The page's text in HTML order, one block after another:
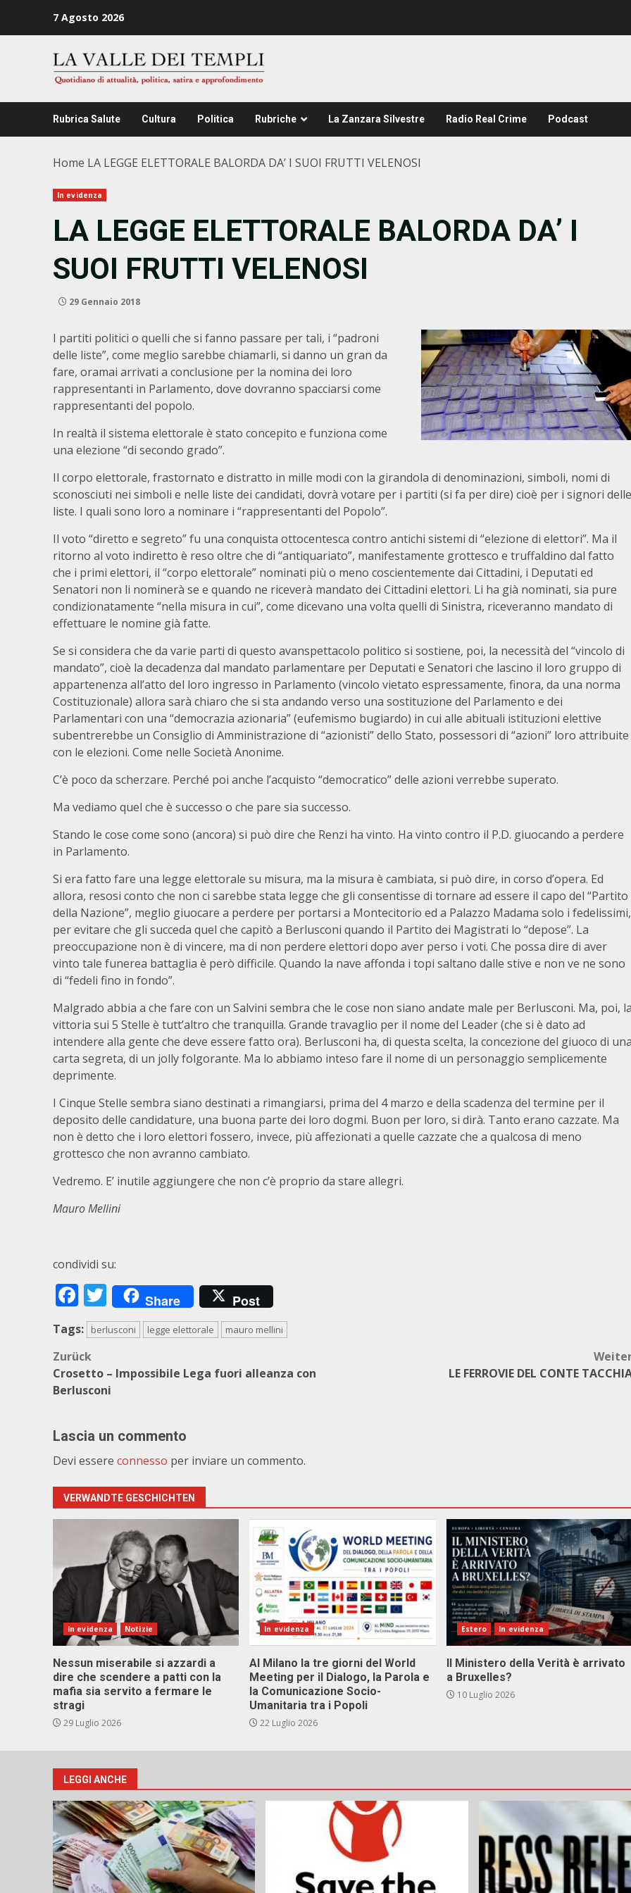
7 Agosto 2026
Rubrica Salute Cultura Politica Rubriche La Zanzara Silvestre Radio Real Crime Podcast
Home LA LEGGE ELETTORALE BALORDA DA’ I SUOI FRUTTI VELENOSI
In evidenza
LA LEGGE ELETTORALE BALORDA DA’ I
SUOI FRUTTI VELENOSI
29 Gennaio 2018
I partiti politici o quelli che si fanno passare per tali, i “padroni
delle liste”, come meglio sarebbe chiamarli, si danno un gran da
fare, oramai arrivati a conclusione per la nomina dei loro
rappresentanti in Parlamento, dove dovranno spacciarsi come
rappresentanti del popolo.
In realtà il sistema elettorale è stato concepito e funziona come
una elezione “di secondo grado”.
Il corpo elettorale, frastornato e distratto in mille modi con la girandola di denominazioni, simboli, nomi di
sconosciuti nei simboli e nelle liste dei candidati, dovrà votare per i partiti (si fa per dire) cioè per i signori delle
liste. I quali sono loro a nominare i “rappresentanti del Popolo”.
Il voto “diretto e segreto” fu una conquista ottocentesca contro antichi sistemi di “elezione di elettori”. Ma il
ritorno al voto indiretto è reso oltre che di “antiquariato”, manifestamente grottesco e truffaldino dal fatto
che i primi elettori, il “corpo elettorale” nominati più o meno coscientemente dai Cittadini, i Deputati ed
Senatori non li nominerà se e quando ne riceverà mandato dei Cittadini elettori. Li ha già nominati, sia pure
condizionatamente “nella misura in cui”, come dicevano una volta quelli di Sinistra, riceveranno mandato di
effettuare le nomine già fatte.
Se si considera che da varie parti di questo avanspettacolo politico si sostiene, poi, la necessità del “vincolo di
mandato”, cioè la decadenza dal mandato parlamentare per Deputati e Senatori che lascino il loro gruppo di
appartenenza all’atto del loro ingresso in Parlamento (vincolo vietato espressamente, finora, da una norma
Costituzionale) allora sarà chiaro che si sta andando verso una sostituzione del Parlamento e dei
Parlamentari con una “democrazia azionaria” (eufemismo bugiardo) in cui alle abituali istituzioni elettive
subentrerebbe un Consiglio di Amministrazione di “azionisti” dello Stato, possessori di “azioni” loro attribuite
con le elezioni. Come nelle Società Anonime.
C’è poco da scherzare. Perché poi anche l’acquisto “democratico” delle azioni verrebbe superato.
Ma vediamo quel che è successo o che pare sia successo.
Stando le cose come sono (ancora) si può dire che Renzi ha vinto. Ha vinto contro il P.D. giuocando a perdere
in Parlamento.
Si era fatto fare una legge elettorale su misura, ma la misura è cambiata, si può dire, in corso d’opera. Ed
allora, resosi conto che non ci sarebbe stata legge che gli consentisse di tornare ad essere il capo del “Partito
della Nazione”, meglio giuocare a perdere per portarsi a Montecitorio ed a Palazzo Madama solo i fedelissimi,
per evitare che gli succeda quel che capitò a Berlusconi quando il Partito dei Magistrati lo “depose”. La
preoccupazione non è di vincere, ma di non perdere elettori dopo aver perso i voti. Che possa dire di aver
vinto tale funerea battaglia è però difficile. Quando la nave affonda i topi saltano dalle stive e non ve ne sono
di “fedeli fino in fondo”.
Malgrado abbia a che fare con un Salvini sembra che le cose non siano andate male per Berlusconi. Ma, poi,
vittoria sui 5 Stelle è tutt’altro che tranquilla. Grande travaglio per il nome del Leader (che si è dato ad
intendere alla gente che deve essere fatto ora). Berlusconi ha, di questa scelta, la concezione del giuoco di
carta segreta, di un jolly folgorante. Ma lo abbiamo inteso fare il nome di un personaggio semplicemente
deprimente.
I Cinque Stelle sembra siano destinati a rimangiarsi, prima del 4 marzo e della scadenza del termine per il
deposito delle candidature, una buona parte dei loro dogmi. Buon per loro, si dirà. Tanto erano cazzate. Ma
non è detto che i loro elettori fossero, invece, più affezionati a quelle cazzate che a qualcosa di meno
grottesco che non avranno cambiato.
Vedremo. E’ inutile aggiungere che non c’è proprio da stare allegri.
Mauro Mellini
condividi su:
Facebook
Twitter
Share Post
Tags: berlusconi legge elettorale mauro mellini
Beitragsnavigation
Zurück
Crosetto – Impossibile Lega fuori alleanza con
Berlusconi
LE FERROVIE DEL CONTE
Lascia un commento
Devi essere connesso per inviare un commento.
VERWANDTE GESCHICHTEN
In evidenza Notizie
Nessun miserabile si azzardi a
dire che scendere a patti con la
mafia sia servito a fermare le
stragi
29 Luglio 2026
In evidenza
Al Milano la tre giorni del World
Meeting per il Dialogo, la Parola e
la Comunicazione Socio-
Umanitaria tra i Popoli
22 Luglio 2026
Estero In evidenza
Il Ministero della Verità è arrivato
a Bruxelles?
10 Luglio 2026
LEGGI ANCHE